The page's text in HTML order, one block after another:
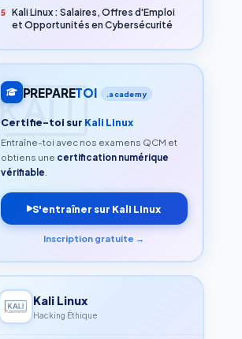
5
Kali Linux : Salaires, Offres d'Emploi
et Opportunités en Cybersécurité
PREPARETOI .academy
Certifie-toi sur Kali Linux
Entraîne-toi avec nos examens QCM et
obtiens une certification numérique
vérifiable.
S'entraîner sur Kali Linux
Inscription gratuite →
Kali Linux
Hacking Éthique